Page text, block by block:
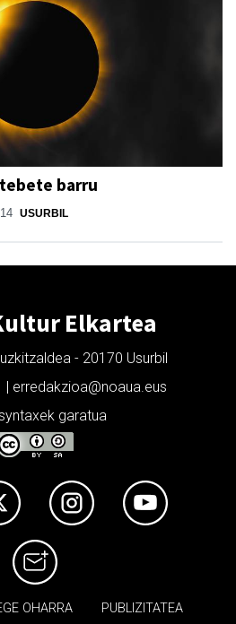
barru
USURBIL
Elkartea
- 20170 Usurbil
| erredakzioa@noaua.eus
garatua
OHARRA PUBLIZITATEA